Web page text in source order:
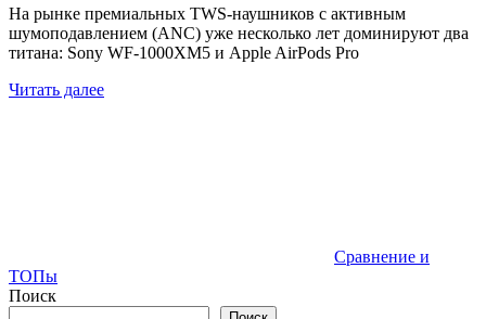
На рынке премиальных TWS-наушников с активным
шумоподавлением (ANC) уже несколько лет доминируют два
титана: Sony WF-1000XM5 и Apple AirPods Pro
Читать далее
Сравнение и
ТОПы
Поиск